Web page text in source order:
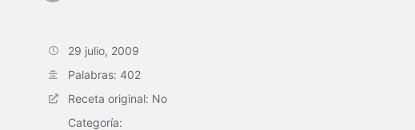
29 julio, 2009
Palabras: 402
Receta original: No
Categoría: